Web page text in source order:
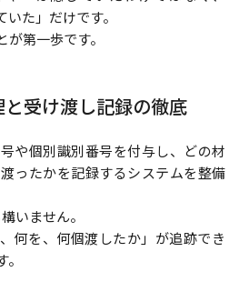
いた」だけです。
第一歩です。
受け渡し記録の徹底
や個別識別番号を付与し、どの材
ったかを記録するシステムを整備
いません。
何を、何個渡したか」が追跡でき